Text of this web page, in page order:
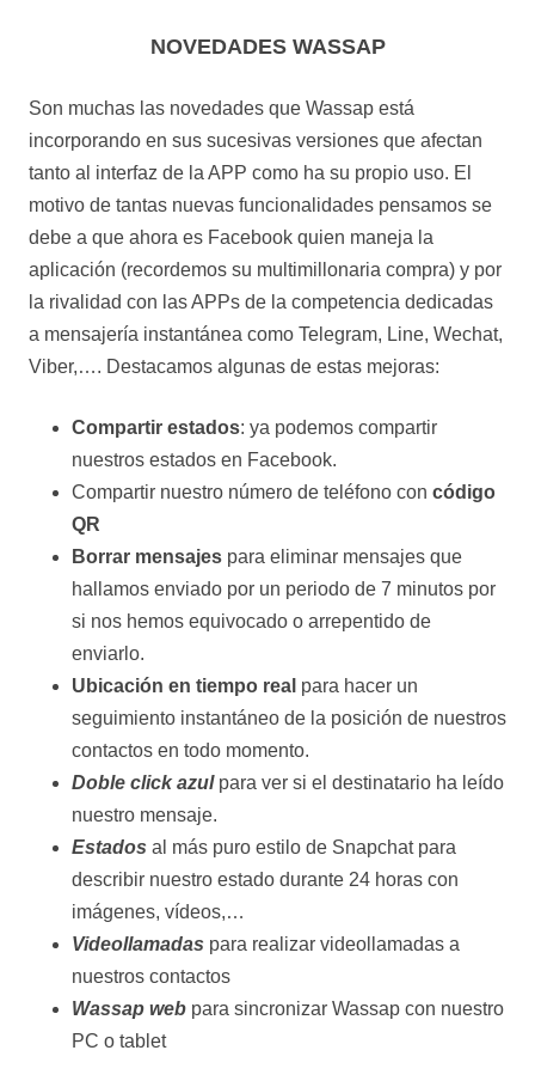
NOVEDADES WASSAP
Son muchas las novedades que Wassap está
incorporando en sus sucesivas versiones que afectan
tanto al interfaz de la APP como ha su propio uso. El
motivo de tantas nuevas funcionalidades pensamos se
debe a que ahora es Facebook quien maneja la
aplicación (recordemos su multimillonaria compra) y por
la rivalidad con las APPs de la competencia dedicadas
a mensajería instantánea como Telegram, Line, Wechat,
Viber,…. Destacamos algunas de estas mejoras:
Compartir estados: ya podemos compartir
nuestros estados en Facebook.
Compartir nuestro número de teléfono con código
QR
Borrar mensajes para eliminar mensajes que
hallamos enviado por un periodo de 7 minutos por
si nos hemos equivocado o arrepentido de
enviarlo.
Ubicación en tiempo real para hacer un
seguimiento instantáneo de la posición de nuestros
contactos en todo momento.
Doble click azulpara ver si el destinatario ha leído
nuestro mensaje.
Estados al más puro estilo de Snapchat para
describir nuestro estado durante 24 horas con
imágenes, vídeos,…
Videollamadas para realizar videollamadas a
nuestros contactos
Wassap web para sincronizar Wassap con nuestro
PC o tablet